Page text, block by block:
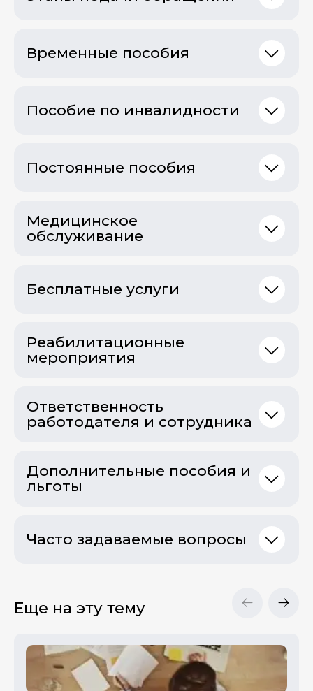
Временные пособия
Пособие по инвалидности
Постоянные пособия
Медицинское
обслуживание
Бесплатные услуги
Реабилитационные
мероприятия
Ответственность
работодателя и сотрудника
Дополнительные пособия и
льготы
Часто задаваемые вопросы
Еще на эту тему